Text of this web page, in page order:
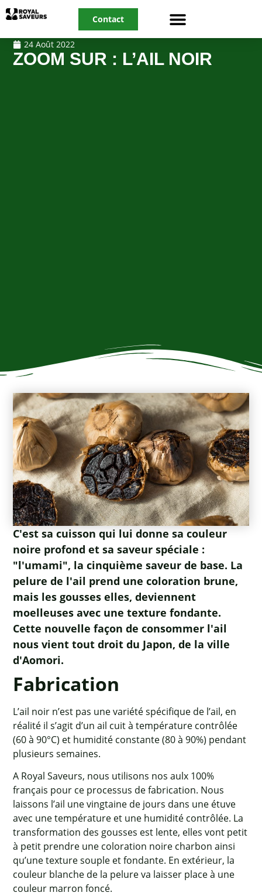
Contact
24 Août 2022
ZOOM SUR : L’AIL NOIR
C'est sa cuisson qui lui donne sa couleur
noire profond et sa saveur spéciale :
"l'umami", la cinquième saveur de base. La
pelure de l'ail prend une coloration brune,
mais les gousses elles, deviennent
moelleuses avec une texture fondante.
Cette nouvelle façon de consommer l'ail
nous vient tout droit du Japon, de la ville
d'Aomori.
Fabrication
L’ail noir n’est pas une variété spécifique de l’ail, en
réalité il s’agit d’un ail cuit à température contrôlée
(60 à 90°C) et humidité constante (80 à 90%) pendant
plusieurs semaines.
A Royal Saveurs, nous utilisons nos aulx 100%
français pour ce processus de fabrication. Nous
laissons l’ail une vingtaine de jours dans une étuve
avec une température et une humidité contrôlée. La
transformation des gousses est lente, elles vont petit
à petit prendre une coloration noire charbon ainsi
qu’une texture souple et fondante. En extérieur, la
couleur blanche de la pelure va laisser place à une
couleur marron foncé.